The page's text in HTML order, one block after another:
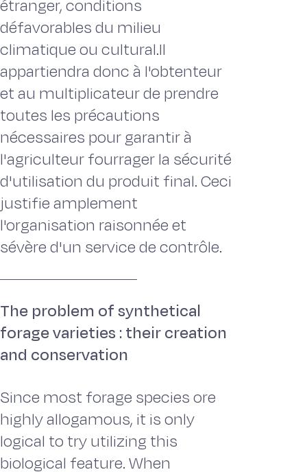
étranger, conditions
défavorables du milieu
climatique ou cultural.Il
appartiendra donc à l'obtenteur
et au multiplicateur de prendre
toutes les précautions
nécessaires pour garantir à
l'agriculteur fourrager la sécurité
d'utilisation du produit final. Ceci
justifie amplement
l'organisation raisonnée et
sévère d'un service de contrôle.
The problem of synthetical
forage varieties : their creation
and conservation
Since most forage species ore
highly allogamous, it is only
logical to try utilizing this
biological feature. When